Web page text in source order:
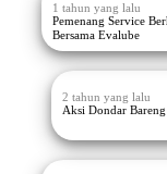
1 tahun yang lalu
Pemenang Service
Bersama Evalube
2 tahun yang lalu
Aksi Dondar